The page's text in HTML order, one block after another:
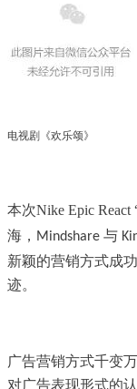
电视剧《欢乐颂》
本次Nike Epic React
海， Mindshare 与
新颖的营销方式成
迹。
广告营销方式千变
对广告表现形式的